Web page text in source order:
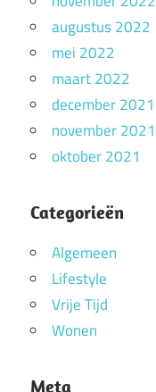
augustus 2022
mei 2022
maart 2022
december 2021
november 2021
oktober 2021
Categorieën
Algemeen
Lifestyle
Vrije Tijd
Wonen
Meta